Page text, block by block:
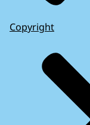
Copyright